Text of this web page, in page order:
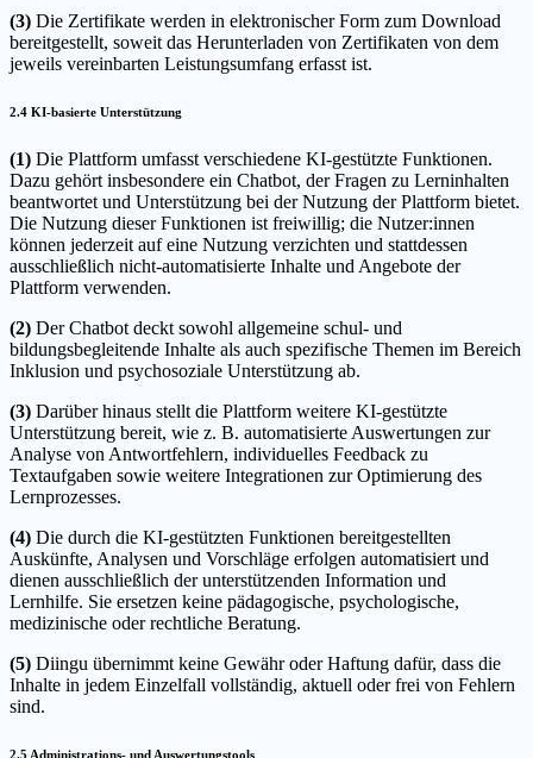
(3) Die Zertifikate werden in elektronischer Form zum Download
bereitgestellt, soweit das Herunterladen von Zertifikaten von dem
jeweils vereinbarten Leistungsumfang erfasst ist.
2.4 KI-basierte Unterstützung
(1) Die Plattform umfasst verschiedene KI-gestützte Funktionen.
Dazu gehört insbesondere ein Chatbot, der Fragen zu Lerninhalten
beantwortet und Unterstützung bei der Nutzung der Plattform bietet.
Die Nutzung dieser Funktionen ist freiwillig; die Nutzer:innen
können jederzeit auf eine Nutzung verzichten und stattdessen
ausschließlich nicht-automatisierte Inhalte und Angebote der
Plattform verwenden.
(2) Der Chatbot deckt sowohl allgemeine schul- und
bildungsbegleitende Inhalte als auch spezifische Themen im Bereich
Inklusion und psychosoziale Unterstützung ab.
(3) Darüber hinaus stellt die Plattform weitere KI-gestützte
Unterstützung bereit, wie z. B. automatisierte Auswertungen zur
Analyse von Antwortfehlern, individuelles Feedback zu
Textaufgaben sowie weitere Integrationen zur Optimierung des
Lernprozesses.
(4) Die durch die KI-gestützten Funktionen bereitgestellten
Auskünfte, Analysen und Vorschläge erfolgen automatisiert und
dienen ausschließlich der unterstützenden Information und
Lernhilfe. Sie ersetzen keine pädagogische, psychologische,
medizinische oder rechtliche Beratung.
(5) Diingu übernimmt keine Gewähr oder Haftung dafür, dass die
Inhalte in jedem Einzelfall vollständig, aktuell oder frei von Fehlern
sind.
2.5 Administrations- und Auswertungstools